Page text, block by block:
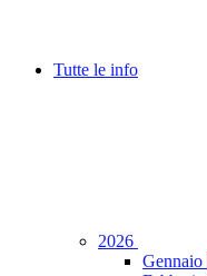
Tutte le info
2026
Gennaio